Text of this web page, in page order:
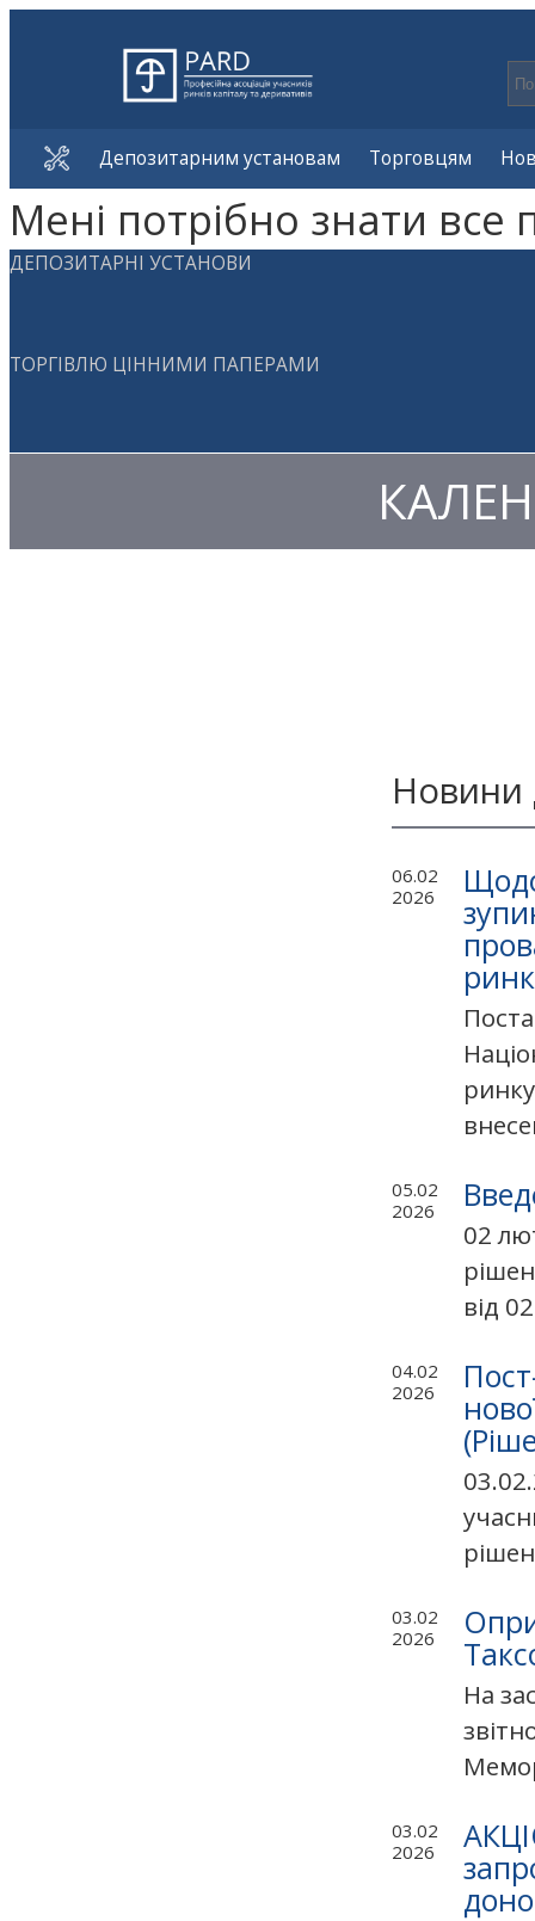
Депозитарним установам Торговцям
Мені потрібно знати все
ДЕПОЗИТАРНІ УСТАНОВИ
ТОРГІВЛЮ ЦІННИМИ ПАПЕРАМИ
Новини
06.02
2026
05.02
2026
02
від
04.02
2026
03.02
2026
На
03.02
2026